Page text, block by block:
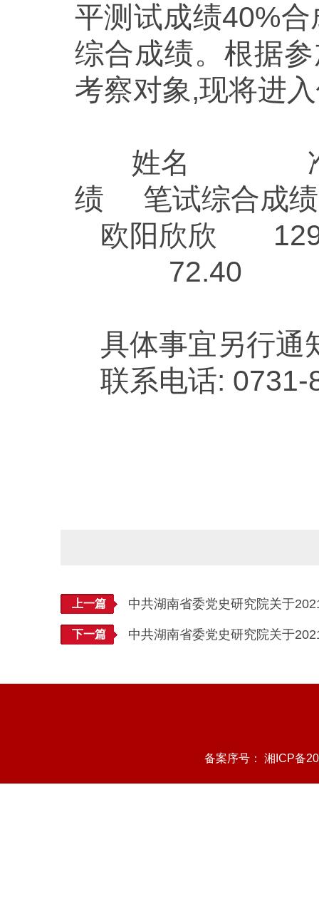
平测试成绩40%
综合成绩。根据
考察对象,现将进
姓名
绩 笔试综合
欧阳欣欣
具体事宜另行通
联系电话:
上一篇 中共湖南省委党史研究院关于
下一篇 中共湖南省委党史研究院关于
备案序号： 湘ICP备